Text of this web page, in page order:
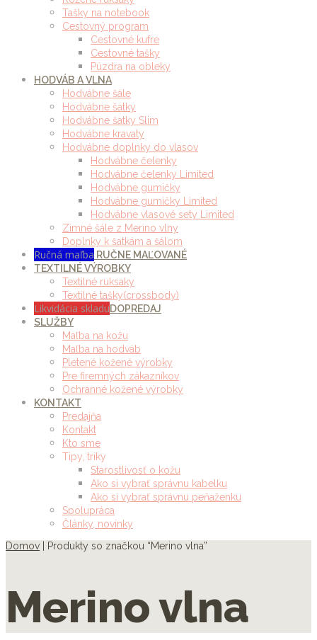
Tašky na notebook
Cestovný program
Cestovné kufre
Cestovné tašky
Púzdra na obleky
HODVÁB A VLNA
Hodvábne šále
Hodvábne šatky
Hodvábne šatky Slim
Hodvábne kravaty
Hodvábne doplnky do vlasov
Hodvábne čelenky
Hodvábne čelenky Limited
Hodvábne gumičky
Hodvábne gumičky Limited
Hodvábne vlasové sety Limited
Zimné šále z Merino vlny
Doplnky k šatkám a šálom
Ručná maľba RUČNE MAĽOVANÉ
TEXTILNÉ VÝROBKY
Textilné ruksaky
Textilné tašky(crossbody)
Likvidácia skladuDOPREDAJ
SLUŽBY
Maľba na kožu
Maľba na hodváb
Pletené kožené výrobky
Pre firemných zákazníkov
Ochranné kožené výrobky
KONTAKT
Predajňa
Kontakt
Kto sme
Tipy, triky
Starostlivosť o kožu
Ako si vybrať správnu kabelku
Ako si vybrať správnu peňaženku
Spolupráca
Články, novinky
Domov | Produkty so značkou “Merino vlna”
Merino vlna